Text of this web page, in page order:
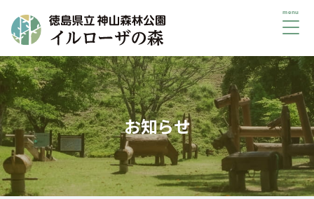
メ
ュ
ー
初
め
て
の
方
へ
ご
利
お知らせ